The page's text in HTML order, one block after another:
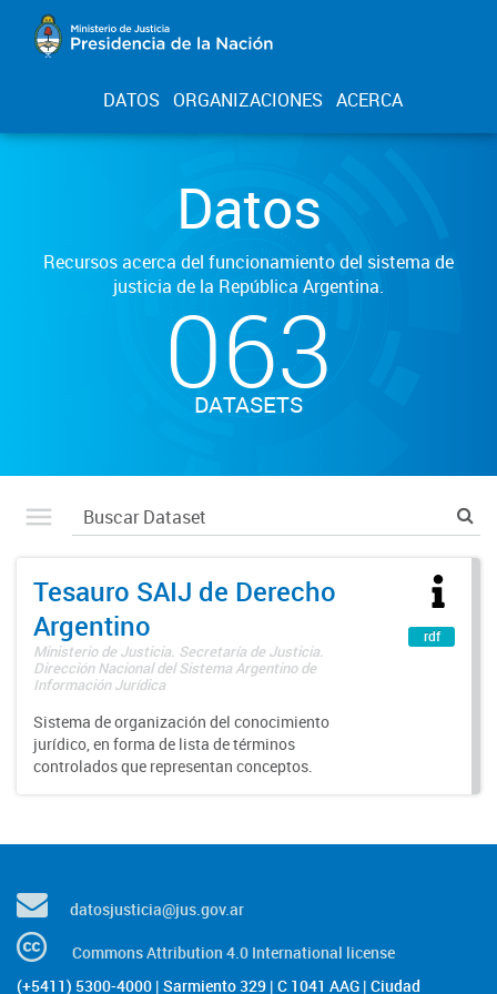
DATOS ORGANIZACIONES ACERCA
Datos
Recursos acerca del funcionamiento del sistema de
justicia de la República Argentina.
063
DATASETS
Tesauro SAIJ de Derecho
Argentino
Ministerio de Justicia. Secretaría de Justicia.
Dirección Nacional del Sistema Argentino de
Información Jurídica
Sistema de organización del conocimiento
jurídico, en forma de lista de términos
controlados que representan conceptos.
rdf
datosjusticia@jus.gov.ar
Commons Attribution 4.0 International license
(+5411) 5300-4000 | Sarmiento 329 | C 1041 AAG | Ciudad